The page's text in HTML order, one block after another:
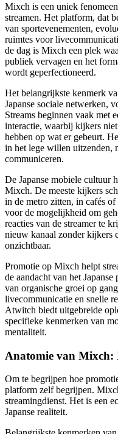
Mixch is een uniek
streamen. Het platform, dat
van sportevenementen,
ruimtes voor
de dag is Mixch een plek
publiek vervagen en het
wordt geperfectioneerd.
Het belangrijkste kenmerk
Japanse sociale netwerken,
Streams beginnen vaak met
interactie, waarbij kijkers
hebben op wat er gebeurt.
in het lege willen uitzenden,
communiceren.
De Japanse mobiele cultuur
Mixch. De meeste kijkers
in de metro zitten, in cafés
voor de mogelijkheid om
reacties van de streamer te
nieuw kanaal zonder kijkers
onzichtbaar.
Promotie op Mixch helpt
de aandacht van het
van organische groei op
livecommunicatie en snelle
Atwitch biedt uitgebreide
specifieke kenmerken van
mentaliteit.
Anatomie van
Om te begrijpen hoe
platform zelf begrijpen.
streamingdienst. Het is een
Japanse realiteit.